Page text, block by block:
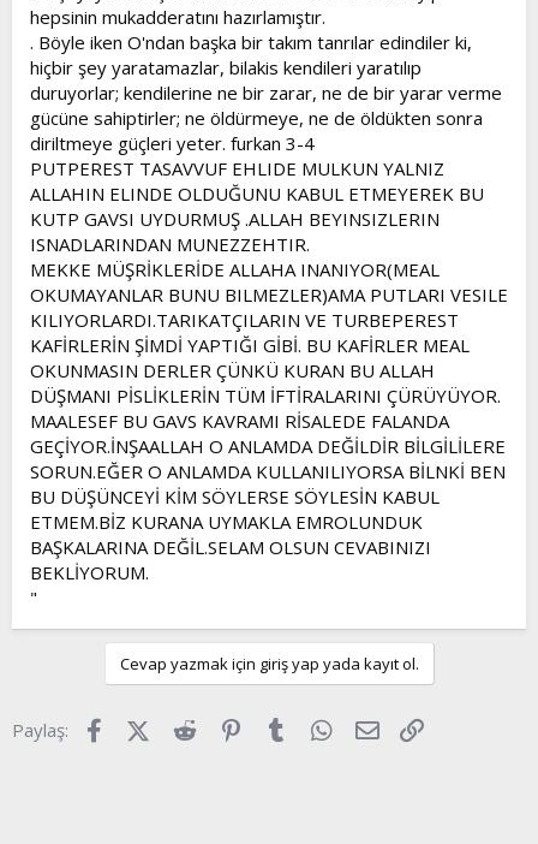
hepsinin mukadderatını hazırlamıştır.
. Böyle iken O'ndan başka bir takım tanrılar edindiler ki,
hiçbir şey yaratamazlar, bilakis kendileri yaratılıp
duruyorlar; kendilerine ne bir zarar, ne de bir yarar verme
gücüne sahiptirler; ne öldürmeye, ne de öldükten sonra
diriltmeye güçleri yeter. furkan 3-4
PUTPEREST TASAVVUF EHLIDE MULKUN YALNIZ
ALLAHIN ELINDE OLDUĞUNU KABUL ETMEYEREK BU
KUTP GAVSI UYDURMUŞ .ALLAH BEYINSIZLERIN
ISNADLARINDAN MUNEZZEHTIR.
MEKKE MÜŞRİKLERİDE ALLAHA INANIYOR(MEAL
OKUMAYANLAR BUNU BILMEZLER)AMA PUTLARI VESILE
KILIYORLARDI.TARIKATÇILARIN VE TURBEPEREST
KAFİRLERİN ŞİMDİ YAPTIĞI GİBİ. BU KAFİRLER MEAL
OKUNMASIN DERLER ÇÜNKÜ KURAN BU ALLAH
DÜŞMANI PİSLİKLERİN TÜM İFTİRALARINI ÇÜRÜYÜYOR.
MAALESEF BU GAVS KAVRAMI RİSALEDE FALANDA
GEÇİYOR.İNŞAALLAH O ANLAMDA DEĞİLDİR BİLGİLİLERE
SORUN.EĞER O ANLAMDA KULLANILIYORSA BİLNKİ BEN
BU DÜŞÜNCEYİ KİM SÖYLERSE SÖYLESİN KABUL
ETMEM.BİZ KURANA UYMAKLA EMROLUNDUK
BAŞKALARINA DEĞİL.SELAM OLSUN CEVABINIZI
BEKLİYORUM.
"
Cevap yazmak için giriş yap yada kayıt ol.
Paylaş: FacebookX (Twitter)
Reddit Pinterest
Tumblr WhatsApp
E-posta